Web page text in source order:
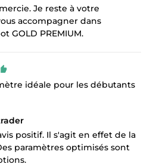
Je reste à votre
accompagner dans
GOLD PREMIUM.
idéale pour les débutants
positif. Il s'agit en effet de la
paramètres optimisés sont